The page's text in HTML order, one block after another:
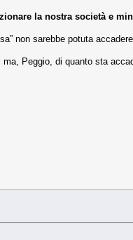
la nostra società e
non sarebbe potuta
Peggio, di quanto sta